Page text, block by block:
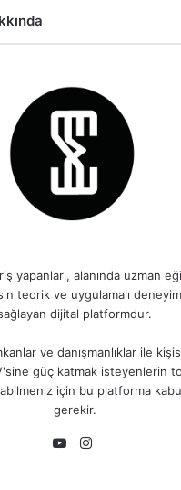
yapanları, alanında uzman
teorik ve uygulamalı deneyim
dijital platformdur.
ve danışmanlıklar ile
güç katmak isteyenlerin
için bu platforma
gerekir.
Instagram